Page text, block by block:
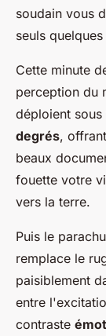
soudain vous
seuls
Cette minute
perception du
déploient sous
degrés,
beaux
fouette votre
vers la terre.
Puis le
remplace le
paisiblement
entre
contraste